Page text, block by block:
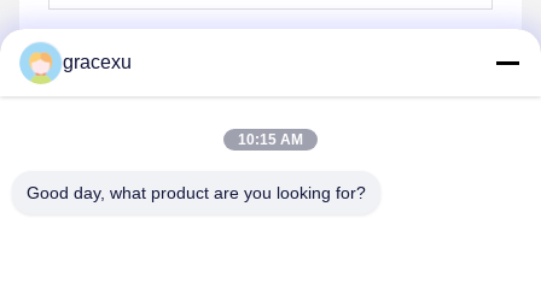
gracexu
10:15 AM
Good day, what product are you looking for?